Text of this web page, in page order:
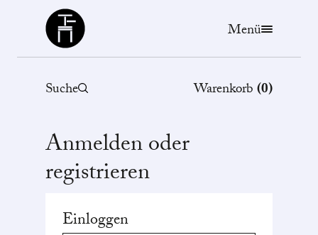
Büchergilde
Menü
Suche Warenkorb(0)
Anmelden oder
registrieren
Einloggen